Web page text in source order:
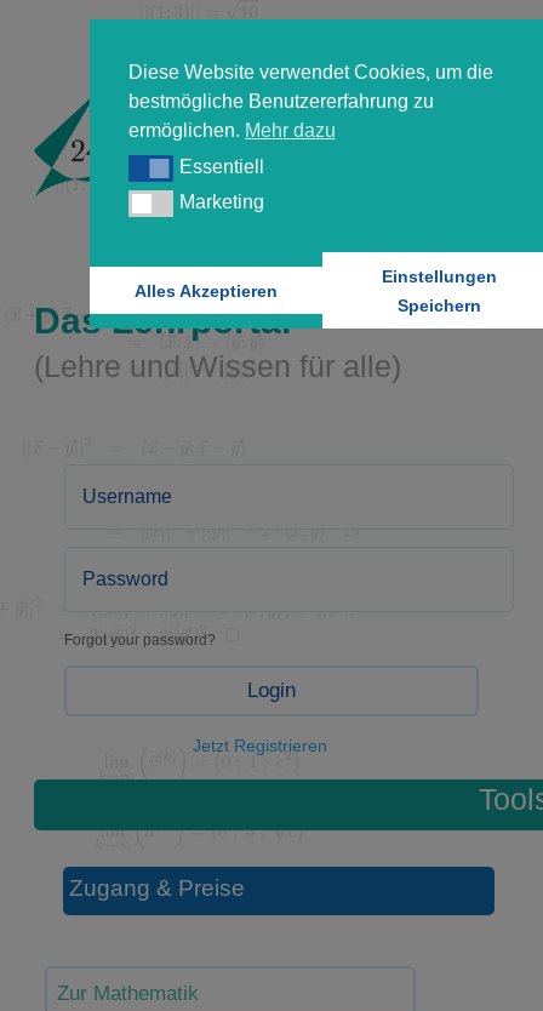
Diese Website verwendet Cookies, um die
bestmögliche Benutzererfahrung zu
ermöglichen. Mehr dazu
EssentiellEssentiell
MarketingMarketing
Alles Akzeptieren
Einstellungen
Speichern
Das Lehrportal
(Lehre und Wissen für alle)
Forgot your password?
Login
Jetzt Registrieren
Zugang & Preise
Zur Mathematik